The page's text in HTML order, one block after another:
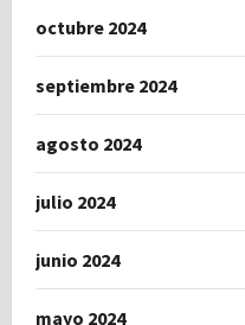
octubre 2024
septiembre 2024
agosto 2024
julio 2024
junio 2024
mayo 2024